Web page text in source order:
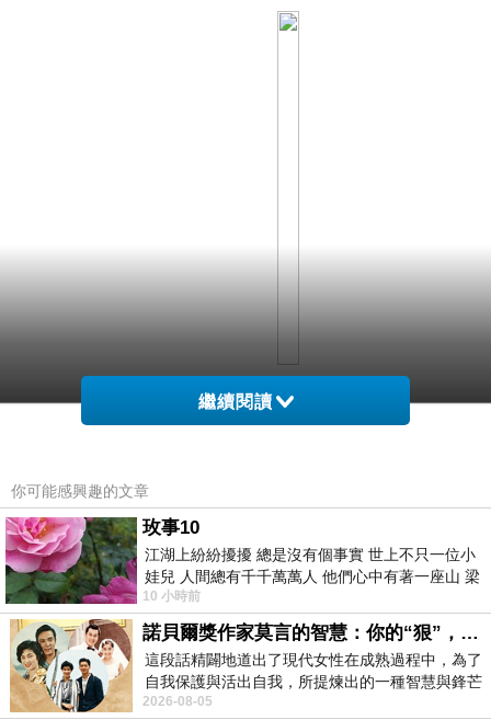
好像迷宮一樣， 害大路痴的我差點迷路， 跟家人失散。 >_<
繼續閱讀
你可能感興趣的文章
玫事10
江湖上紛紛擾擾 總是沒有個事實 世上不只一位小
娃兒 人間總有千千萬萬人 他們心中有著一座山 梁
山佛山泰華衡恆嵩 一山之高
10 小時前
諾貝爾獎作家莫言的智慧：你的“狠”，才是最好的自我保護
這段話精闢地道出了現代女性在成熟過程中，為了
自我保護與活出自我，所提煉出的一種智慧與鋒芒
的平衡。 核心解讀與看法
2026-08-05